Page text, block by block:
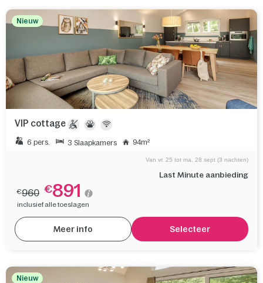
Nieuw
VIP cottage
6 pers. 3 Slaapkamers 94m²
Last Minute aanbieding
Van vr. 25 tot ma. 28 sept (3 nachten)
€960 €891
inclusief alle toeslagen
Meer info Selecteer
Nieuw